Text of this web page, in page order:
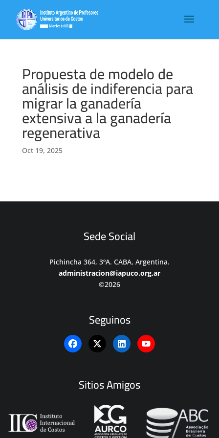
Propuesta de modelo de
análisis de indiferencia para
migrar la ganadería
extensiva a la ganadería
regenerativa
Oct 19, 2025
Sede Social
Pichincha 364, 3ºA. CABA, Argentina.
administracion@iapuco.org.ar
©2026
Seguinos
Sitios Amigos